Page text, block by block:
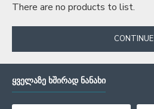
There are no products to list.
CONTINUE
ᲧᲕᲔᲚᲐᲖᲔ ᲮᲨᲘᲠᲐᲓ ᲜᲐᲜᲐᲮᲘ